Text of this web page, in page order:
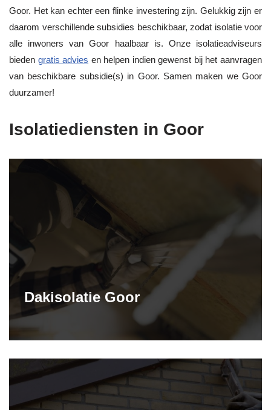
Goor. Het kan echter een flinke investering zijn. Gelukkig zijn er
daarom verschillende subsidies beschikbaar, zodat isolatie voor
alle inwoners van Goor haalbaar is. Onze isolatieadviseurs
bieden gratis advies en helpen indien gewenst bij het aanvragen
van beschikbare subsidie(s) in Goor. Samen maken we Goor
duurzamer!
Isolatiediensten in Goor
Dakisolatie Goor